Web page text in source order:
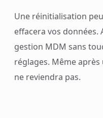
Une réinitialisation
effacera vos données.
gestion MDM sans
réglages. Même
ne reviendra pas.